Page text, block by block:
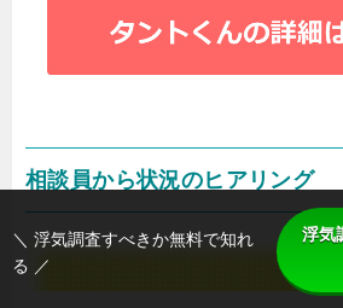
相談員から状況のヒアリング
＼ 浮気調査すべきか無料で知れ
る ／
浮気